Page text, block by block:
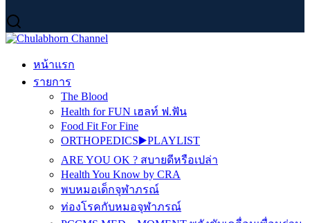
หน้าแรก
รายการ
The Blood
Health for FUN เฮลท์ ฟ.ฟัน
Food Fit For Fine
ORTHOPEDICS▶️PLAYLIST
ARE YOU OK ? สบายดีหรือเปล่า
Health You Know by CRA
พบหมอเด็กจุฬาภรณ์
ท่องโรคกับหมอจุฬาภรณ์